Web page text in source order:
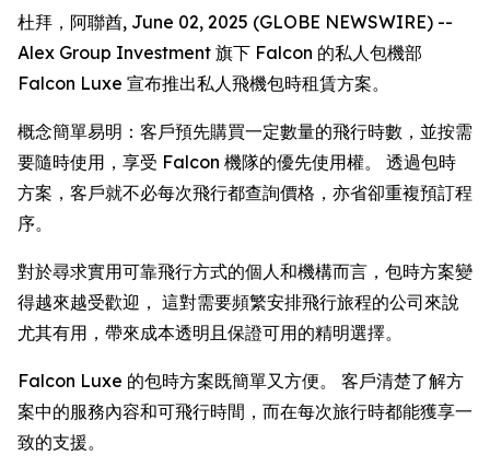
杜拜，阿聯酋, June 02, 2025 (GLOBE NEWSWIRE) --
Alex Group Investment 旗下 Falcon 的私人包機部
Falcon Luxe 宣布推出私人飛機包時租賃方案。
概念簡單易明：客戶預先購買一定數量的飛行時數，並按需
要隨時使用，享受 Falcon 機隊的優先使用權。 透過包時
方案，客戶就不必每次飛行都查詢價格，亦省卻重複預訂程
序。
對於尋求實用可靠飛行方式的個人和機構而言，包時方案變
得越來越受歡迎， 這對需要頻繁安排飛行旅程的公司來說
尤其有用，帶來成本透明且保證可用的精明選擇。
Falcon Luxe 的包時方案既簡單又方便。 客戶清楚了解方
案中的服務內容和可飛行時間，而在每次旅行時都能獲享一
致的支援。